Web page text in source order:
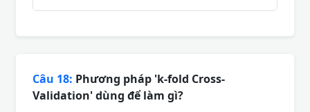
Câu 18: Phương pháp 'k-fold Cross-
Validation' dùng để làm gì?